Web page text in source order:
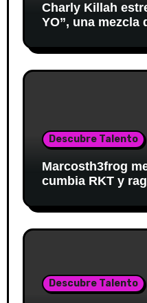
Charly Killah
YO”, una mezcla
Descubre Talento
Marcosth3frog
cumbia RKT y
Descubre Talento